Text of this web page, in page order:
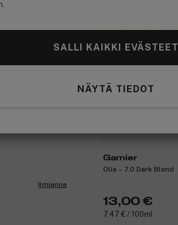
SALLI KAIKKI EVÄSTEET
NÄYTÄ TIEDOT
Garnier
Olia – 7.0 Dark Blond
13,00 €
7,47 € / 100ml
Ilmianna
Ilmianna